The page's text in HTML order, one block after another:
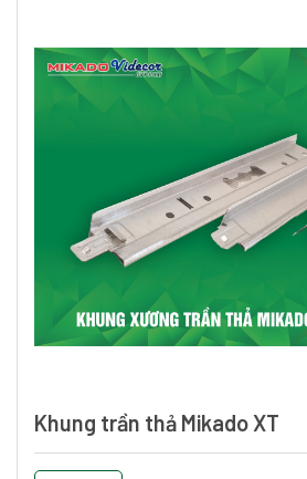
Khung trần thả Mikado XT